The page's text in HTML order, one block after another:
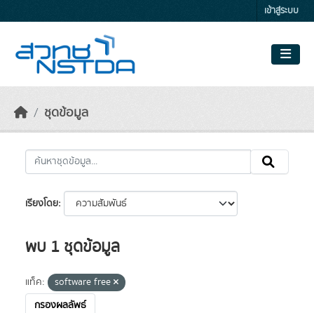
เข้าสู่ระบบ
ชุดข้อมูล
เรียงโดย
พบ 1 ชุดข้อมูล
แท็ค:
software free
กรองผลลัพธ์